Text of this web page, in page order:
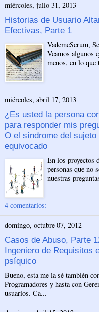
miércoles, julio 31, 2013
Historias de Usuario
Efectivas, Parte 1
VademeScrum,
Veamos algunos
menos, en lo que
miércoles, abril 17, 2013
¿Es usted la persona
para responder mis
O el síndrome del sujeto
equivocado
En los proyectos
personas que no
nuestras
4 comentarios:
domingo, octubre 07, 2012
Casos de Abuso, Parte
Ingeniero de Requisitos
psíquico
Bueno, esta me la sé también
Programadores y hasta con
usuarios. Ca...